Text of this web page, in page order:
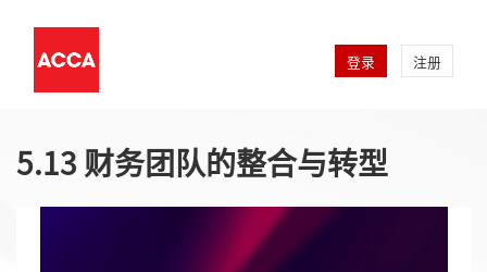
登录 注册
5.13 财务团队的整合与转型